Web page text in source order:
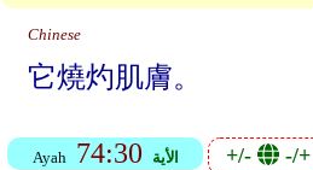
Chinese
它燒灼肌膚。
Ayah 74:30 الأية +/- -/+